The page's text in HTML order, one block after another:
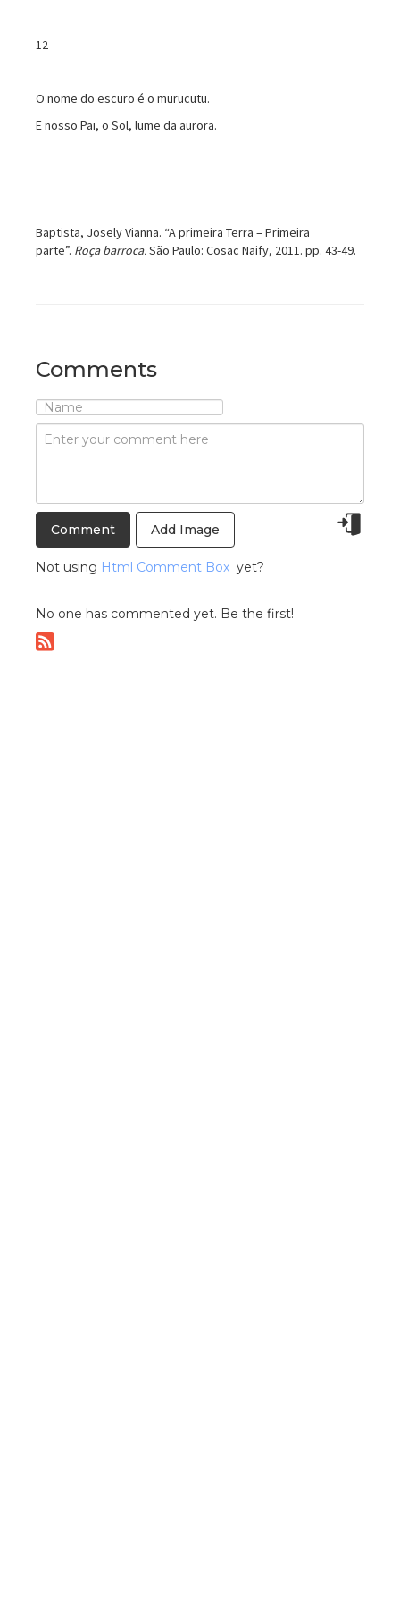
12
O nome do escuro é o murucutu.
E nosso Pai, o Sol, lume da aurora.
Baptista, Josely Vianna. “A primeira Terra – Primeira
parte”. Roça barroca.São Paulo: Cosac Naify, 2011. pp. 43-49.
Comments
Add Image
Not using Html Comment Box yet?
No one has commented yet. Be the first!